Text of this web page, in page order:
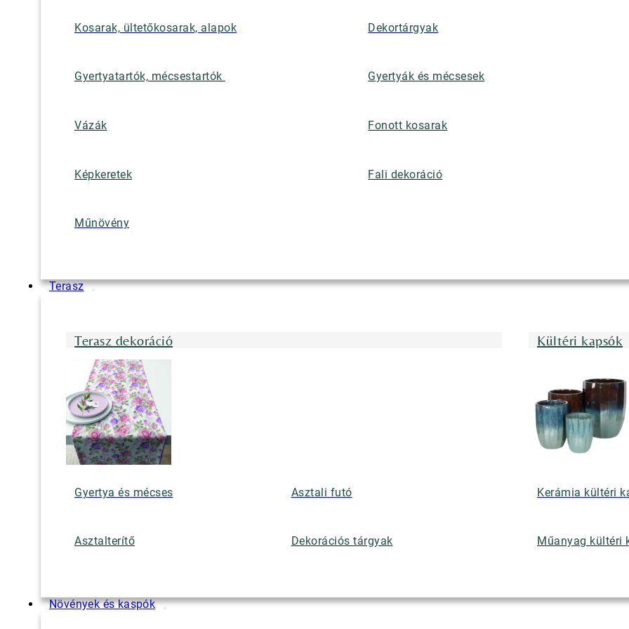
Kosarak, ültetőkosarak, alapok Dekortárgyak
Gyertyatartók, mécsestartók Gyertyák és mécsesek
Vázák Fonott kosarak
Képkeretek Fali dekoráció
Műnövény
Terasz
Terasz dekoráció
Gyertya és mécses Asztali futó
Asztalterítő Dekorációs tárgyak
Kültéri kapsók
Kerámia kültéri
Műanyag kültéri
Növények és kaspók